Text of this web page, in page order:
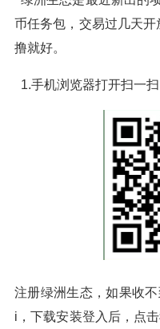
币任务包，交易过几天
撸就好。
1.手机浏览器打开扫一扫
注册绿洲生态，如果收
i，下载安装登入后，点